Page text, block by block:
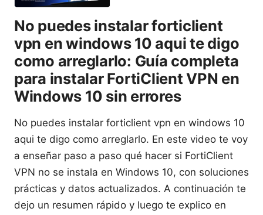
No puedes instalar forticlient
vpn en windows 10 aqui te digo
como arreglarlo: Guía completa
para instalar FortiClient VPN en
Windows 10 sin errores
No puedes instalar forticlient vpn en windows 10
aqui te digo como arreglarlo. En este video te voy
a enseñar paso a paso qué hacer si FortiClient
VPN no se instala en Windows 10, con soluciones
prácticas y datos actualizados. A continuación te
dejo un resumen rápido y luego te explico en